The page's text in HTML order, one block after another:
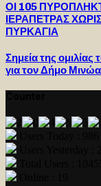
ΟΙ 105
ΙΕΡΑΠΕΤΡΑΣ
ΠΥΡΚΑΓΙΑ
Σημεία της
για τον Δήμο